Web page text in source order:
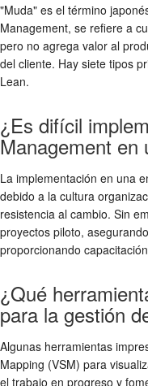
"Muda" es el término
Management, se refiere a
pero no agrega valor al
del cliente. Hay siete tipos
Lean.
¿Es difícil
Management en
La implementación en una
debido a la cultura
resistencia al cambio. Sin
proyectos piloto,
proporcionando
¿Qué
para la gestión
Algunas herramientas
Mapping (VSM) para
el trabajo en progreso y